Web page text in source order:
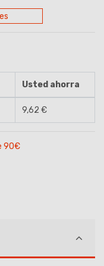
Usted ahorra
9,62 €
90€